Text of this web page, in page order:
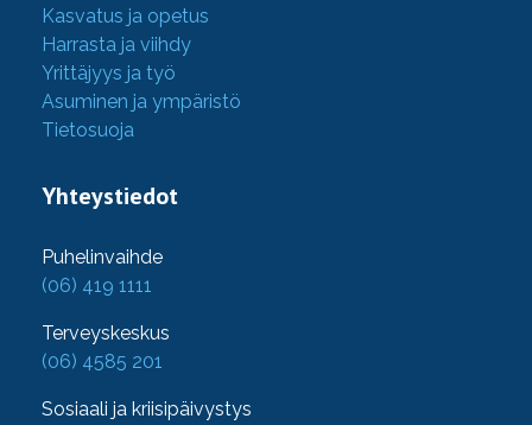
Kasvatus ja opetus
Harrasta ja viihdy
Yrittäjyys ja työ
Asuminen ja ympäristö
Tietosuoja
Yhteystiedot
Puhelinvaihde
(06) 419 1111
Terveyskeskus
(06) 4585 201
Sosiaali ja kriisipäivystys